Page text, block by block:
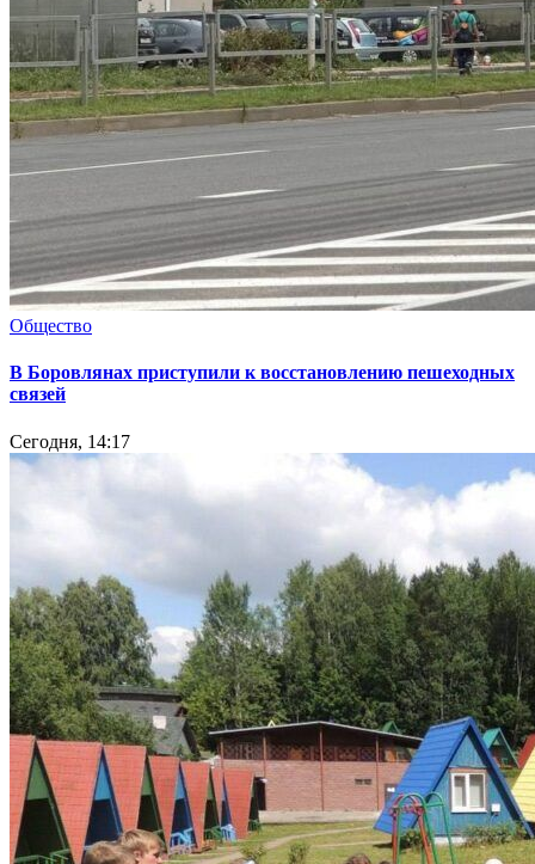
Общество
В Боровлянах приступили к восстановлению пешеходных
связей
Сегодня, 14:17